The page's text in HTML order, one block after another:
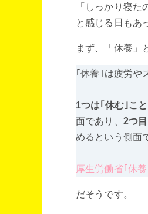
「しっかり寝た
と感じる日もあ
まず、「休養」
｢休養｣は疲労や
1つは｢休む｣こと
面であり、 2つ
めるという側面
厚生労働省｢休
だそうです。